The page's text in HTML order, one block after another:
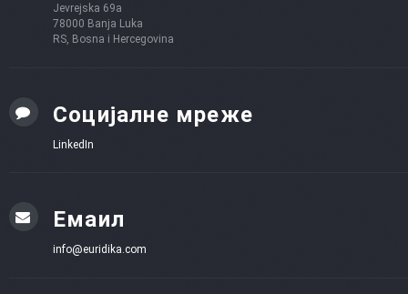
Jevrejska 69a
78000 Banja Luka
RS, Bosna i Hercegovina
Социјалне мреже
LinkedIn
Емаил
info@euridika.com